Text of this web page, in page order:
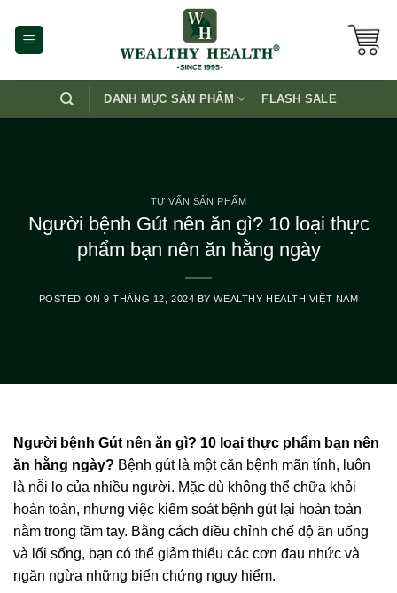
content
DANH MỤC SẢN PHẨM FLASH SALE
TƯ VẤN SẢN PHẨM
Người bệnh Gút nên ăn gì? 10 loại thực
phẩm bạn nên ăn hằng ngày
POSTED ON9 THÁNG 12, 2024 BYWEALTHY HEALTH VIỆT NAM
Người bệnh Gút nên ăn gì? 10 loại thực phẩm bạn nên
ăn hằng ngày? Bệnh gút là một căn bệnh mãn tính, luôn
là nỗi lo của nhiều người. Mặc dù không thể chữa khỏi
hoàn toàn, nhưng việc kiểm soát bệnh gút lại hoàn toàn
nằm trong tầm tay. Bằng cách điều chỉnh chế độ ăn uống
và lối sống, bạn có thể giảm thiểu các cơn đau nhức và
ngăn ngừa những biến chứng nguy hiểm.